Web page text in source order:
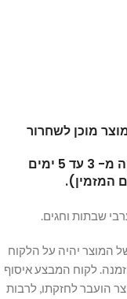
מוכן לשחרור
שליח עד הבית: מחיר: 125 ₪ – זמן אספקה מ- 3 עד 5 ימים
המזמין).
שבתות וחגים.
המוצר יהיה על הלקוח
לקוח המבצע איסוף
הועבר לחזקתו, לרבות